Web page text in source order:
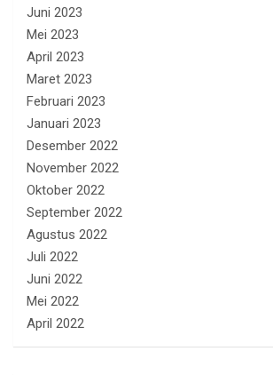
Juni 2023
Mei 2023
April 2023
Maret 2023
Februari 2023
Januari 2023
Desember 2022
November 2022
Oktober 2022
September 2022
Agustus 2022
Juli 2022
Juni 2022
Mei 2022
April 2022